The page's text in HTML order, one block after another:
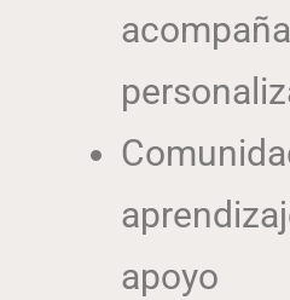
apoyo